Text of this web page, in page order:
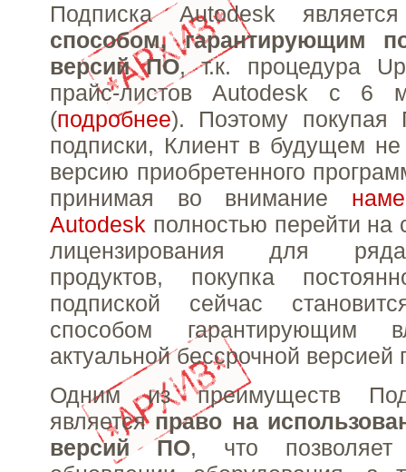
Подписка Autodesk
способом, гарантирующим
версий ПО, т.к. процедура
прайс-листов Autodesk с 6
(подробнее). Поэтому
подписки, Клиент в будущем
версию приобретенного
принимая во внимание
Autodesk полностью перейти на
лицензирования для
продуктов, покупка
подпиской сейчас
способом гарантирующим
актуальной бессрочной
Одним из преимуществ
является право на
версий ПО, что позволяет